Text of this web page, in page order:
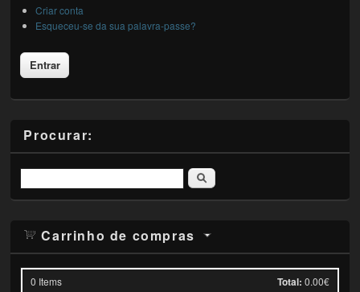
Criar conta
Esqueceu-se da sua palavra-passe?
Procurar:
Pesquisar
Carrinho de compras
0 Items Total: 0.00€